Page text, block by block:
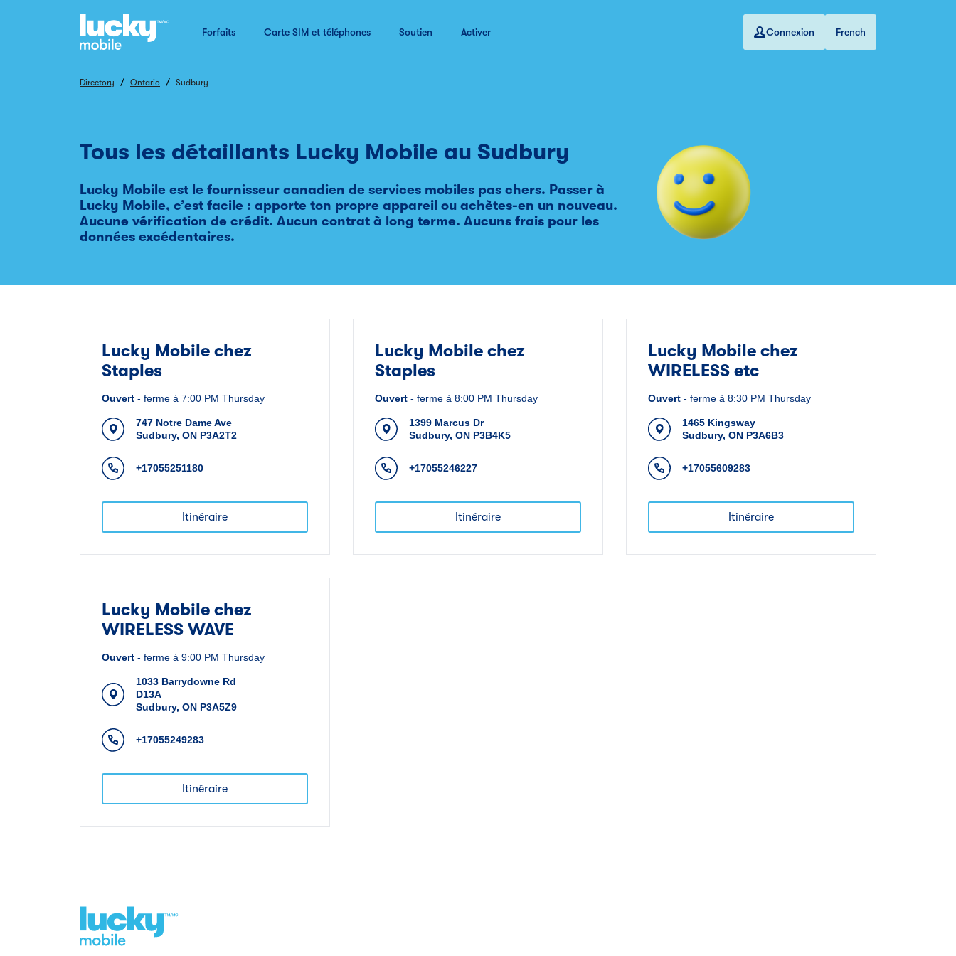
Forfaits Carte SIM et téléphones Soutien Activer Connexion French
Directory / Ontario / Sudbury
Tous les détaillants Lucky Mobile au Sudbury
Lucky Mobile est le fournisseur canadien de services mobiles pas chers. Passer à
Lucky Mobile, c’est facile : apporte ton propre appareil ou achètes-en un nouveau.
Aucune vérification de crédit. Aucun contrat à long terme. Aucuns frais pour les
données excédentaires.
Lucky Mobile chez
Staples
Ouvert - ferme à 7:00 PM Thursday
747 Notre Dame Ave
Sudbury, ON P3A2T2
+17055251180
Itinéraire
Lucky Mobile chez
Staples
Ouvert - ferme à 8:00 PM Thursday
1399 Marcus Dr
Sudbury, ON P3B4K5
+17055246227
Itinéraire
Lucky Mobile chez
WIRELESS etc
Ouvert - ferme à 8:30 PM Thursday
1465 Kingsway
Sudbury, ON P3A6B3
+17055609283
Itinéraire
Lucky Mobile chez
WIRELESS WAVE
Ouvert - ferme à 9:00 PM Thursday
1033 Barrydowne Rd
D13A
Sudbury, ON P3A5Z9
+17055249283
Itinéraire